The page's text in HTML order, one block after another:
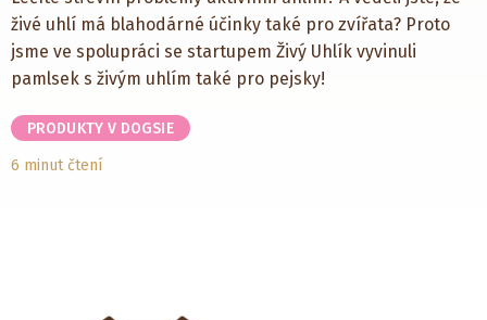
živé uhlí má blahodárné účinky také pro zvířata? Proto
jsme ve spolupráci se startupem Živý Uhlík vyvinuli
pamlsek s živým uhlím také pro pejsky!
PRODUKTY V DOGSIE
6 minut čtení